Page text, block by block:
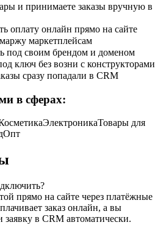
и принимаете заказы вручную в
оплату онлайн прямо на сайте
маркетплейсам
под своим брендом и доменом
ключ без возни с конструкторами
сразу попадали в CRM
в сферах:
ЭлектроникаТовары для
Опт
прямо на сайте через платёжные
заказ онлайн, а вы
заявку в CRM автоматически.